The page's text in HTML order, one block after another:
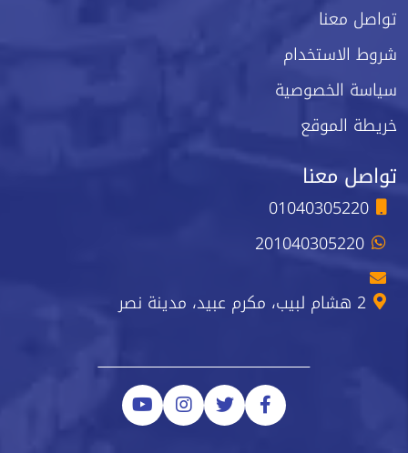
تواصل معنا
شروط الاستخدام
سياسة الخصوصية
خريطة الموقع
تواصل معنا
01040305220
201040305220
2 هشام لبيب، مكرم عبيد، مدينة نصر